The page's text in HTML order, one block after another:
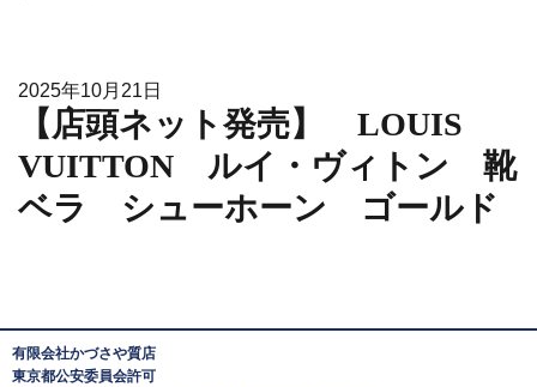
2025年10月21日
【店頭ネット発売】 LOUIS
VUITTON ルイ・ヴィトン 靴
ベラ シューホーン ゴールド
有限会社かづさや質店
東京都公安委員会許可